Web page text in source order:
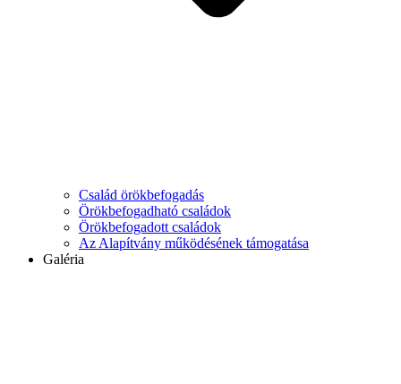
Család örökbefogadás
Örökbefogadható családok
Örökbefogadott családok
Az Alapítvány működésének támogatása
Galéria